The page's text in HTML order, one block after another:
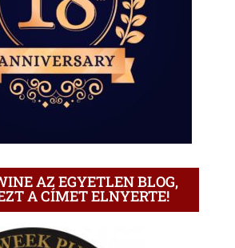
AZ EGYETLEN BLOG,
A CÍMET ELNYERTE!